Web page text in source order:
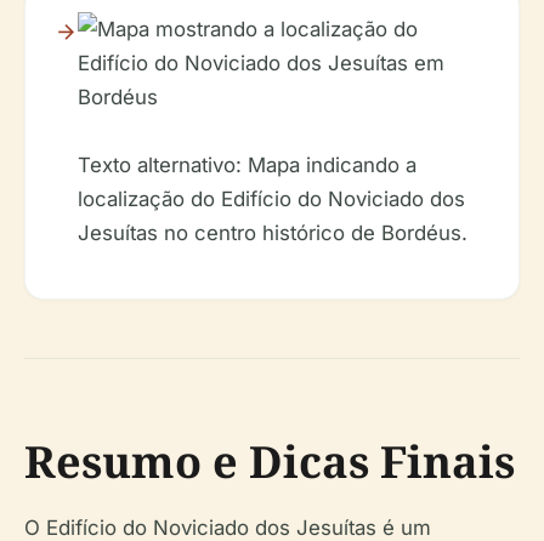
Texto alternativo: Mapa indicando a
localização do Edifício do Noviciado dos
Jesuítas no centro histórico de Bordéus.
Resumo e Dicas Finais
O Edifício do Noviciado dos Jesuítas é um